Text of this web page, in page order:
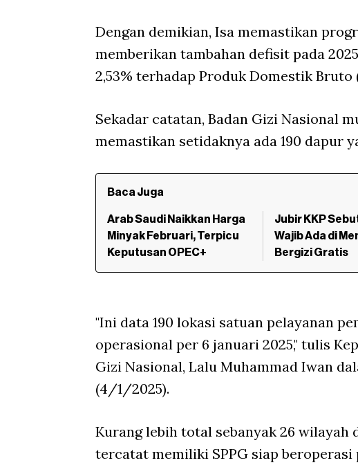
Dengan demikian, Isa memastikan
memberikan tambahan defisit pada
2,53% terhadap Produk Domestik Bruto
Sekadar catatan, Badan Gizi Nasional
memastikan setidaknya ada 190 dapur
Baca Juga
Arab Saudi Naikkan Harga
Minyak Februari, Terpicu
Keputusan OPEC+
Jubir KKP
Wajib Ada di
Bergizi Gratis
"Ini data 190 lokasi satuan pelayanan
operasional per 6 januari 2025," tulis
Gizi Nasional, Lalu Muhammad Iwan
(4/1/2025).
Kurang lebih total sebanyak 26
tercatat memiliki SPPG siap